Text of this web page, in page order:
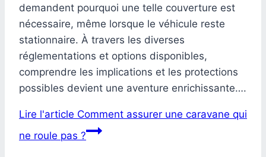
demandent pourquoi une telle couverture est
nécessaire, même lorsque le véhicule reste
stationnaire. À travers les diverses
réglementations et options disponibles,
comprendre les implications et les protections
possibles devient une aventure enrichissante….
Lire l'article Comment assurer une caravane qui
ne roule pas ?